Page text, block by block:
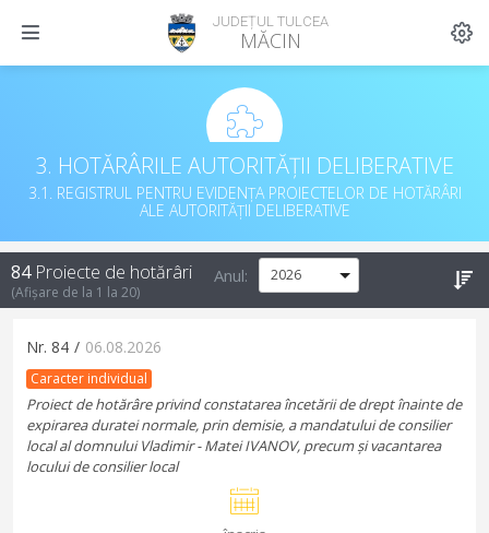
JUDEȚUL TULCEA
MĂCIN
3. HOTĂRÂRILE AUTORITĂȚII DELIBERATIVE
3.1. REGISTRUL PENTRU EVIDENȚA PROIECTELOR DE HOTĂRÂRI
ALE AUTORITĂȚII DELIBERATIVE
84 Proiecte de hotărâri
(Afișare de la 1 la 20)
Anul:
Nr. 84 / 06.08.2026
Caracter individual
Proiect de hotărâre privind constatarea încetării de drept înainte de
expirarea duratei normale, prin demisie, a mandatului de consilier
local al domnului Vladimir - Matei IVANOV, precum și vacantarea
locului de consilier local